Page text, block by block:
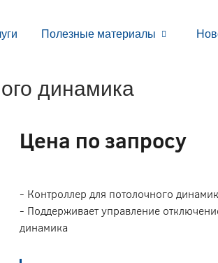
Полезные материалы
динамика
Цена по запросу
- Контроллер для потолочного
- Поддерживает управление
динамика